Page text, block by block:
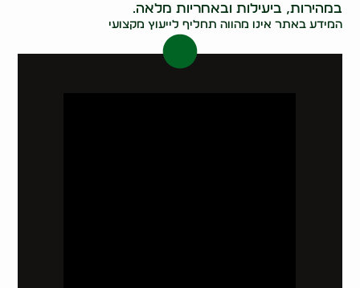
במהירות, ביעילות ובאחריות מלאה.
המידע באתר אינו מהווה תחליף לייעוץ מקצועי